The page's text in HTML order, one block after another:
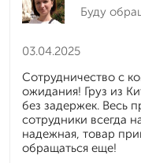
Буду
03.04.2025
Сотрудничество с
ожидания! Груз из
без задержек. Весь
сотрудники всегда
надежная, товар
обращаться еще!